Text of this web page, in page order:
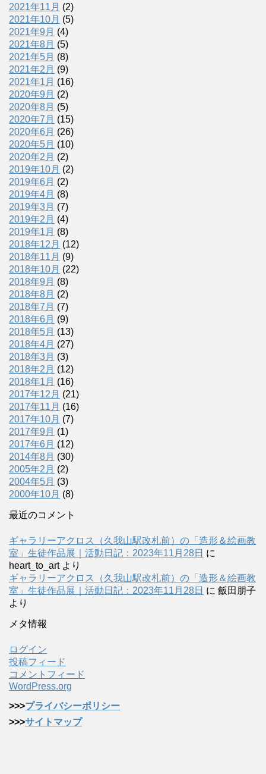
2021年11月 (2)
2021年10月 (5)
2021年9月 (4)
2021年8月 (5)
2021年5月 (8)
2021年2月 (9)
2021年1月 (16)
2020年9月 (2)
2020年8月 (5)
2020年7月 (15)
2020年6月 (26)
2020年5月 (10)
2020年2月 (2)
2019年10月 (2)
2019年6月 (2)
2019年4月 (8)
2019年3月 (7)
2019年2月 (4)
2019年1月 (8)
2018年12月 (12)
2018年11月 (9)
2018年10月 (22)
2018年9月 (8)
2018年8月 (2)
2018年7月 (7)
2018年6月 (9)
2018年5月 (13)
2018年4月 (27)
2018年3月 (3)
2018年2月 (12)
2018年1月 (16)
2017年12月 (21)
2017年11月 (16)
2017年10月 (7)
2017年9月 (1)
2017年6月 (12)
2014年8月 (30)
2005年2月 (2)
2004年5月 (3)
2000年10月 (8)
最近のコメント
ギャラリーアクロス（久我山駅改札前）の「造形＆絵画教
室」生徒作品展｜活動日記：2023年11月28日 に
heart_to_artより
ギャラリーアクロス（久我山駅改札前）の「造形＆絵画教
室」生徒作品展｜活動日記：2023年11月28日 に 飯田朋子
より
メタ情報
ログイン
投稿フィード
コメントフィード
WordPress.org
>>>プライバシーポリシー
>>>サイトマップ